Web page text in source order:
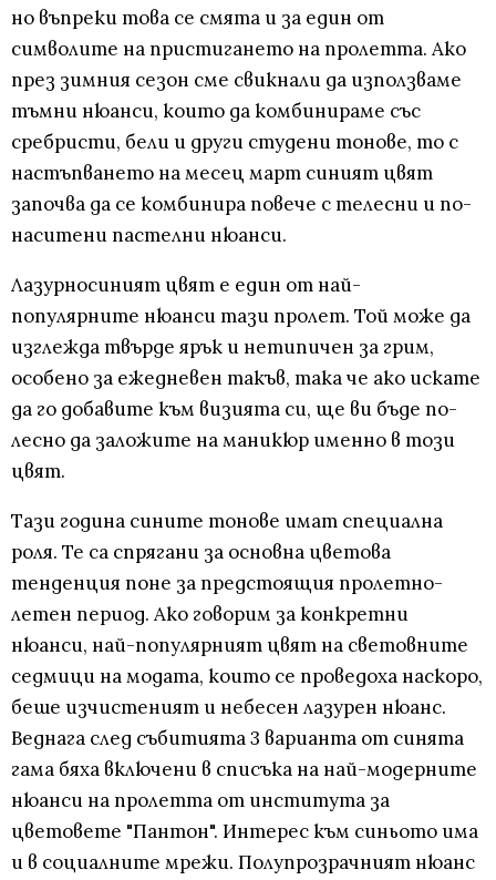
но въпреки това се смята и за един от
символите на пристигането на пролетта. Ако
през зимния сезон сме свикнали да използваме
тъмни нюанси, които да комбинираме със
сребристи, бели и други студени тонове, то с
настъпването на месец март синият цвят
започва да се комбинира повече с телесни и по-
наситени пастелни нюанси.
Лазурносиният цвят е един от най-
популярните нюанси тази пролет. Той може да
изглежда твърде ярък и нетипичен за грим,
особено за ежедневен такъв, така че ако искате
да го добавите към визията си, ще ви бъде по-
лесно да заложите на маникюр именно в този
цвят.
Тази година сините тонове имат специална
роля. Те са спрягани за основна цветова
тенденция поне за предстоящия пролетно-
летен период. Ако говорим за конкретни
нюанси, най-популярният цвят на световните
седмици на модата, които се проведоха наскоро,
беше изчистеният и небесен лазурен нюанс.
Веднага след събитията 3 варианта от синята
гама бяха включени в списъка на най-модерните
нюанси на пролетта от института за
цветовете "Пантон". Интерес към синьото има
и в социалните мрежи. Полупрозрачният нюанс